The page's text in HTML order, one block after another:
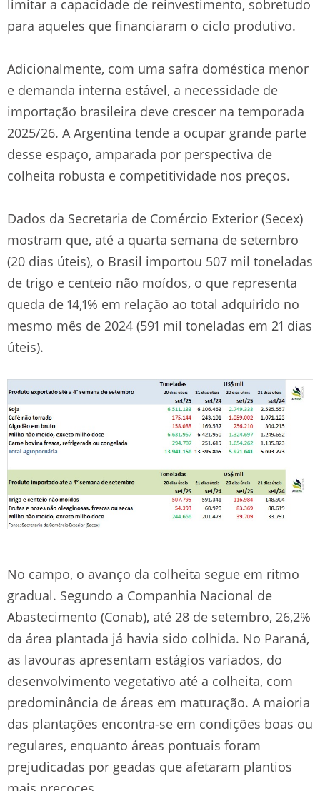
limitar a capacidade de reinvestimento, sobretudo
para aqueles que financiaram o ciclo produtivo.
Adicionalmente, com uma safra doméstica menor
e demanda interna estável, a necessidade de
importação brasileira deve crescer na temporada
2025/26. A Argentina tende a ocupar grande parte
desse espaço, amparada por perspectiva de
colheita robusta e competitividade nos preços.
Dados da Secretaria de Comércio Exterior (Secex)
mostram que, até a quarta semana de setembro
(20 dias úteis), o Brasil importou 507 mil toneladas
de trigo e centeio não moídos, o que representa
queda de 14,1% em relação ao total adquirido no
mesmo mês de 2024 (591 mil toneladas em 21 dias
úteis).
No campo, o avanço da colheita segue em ritmo
gradual. Segundo a Companhia Nacional de
Abastecimento (Conab), até 28 de setembro, 26,2%
da área plantada já havia sido colhida. No Paraná,
as lavouras apresentam estágios variados, do
desenvolvimento vegetativo até a colheita, com
predominância de áreas em maturação. A maioria
das plantações encontra-se em condições boas ou
regulares, enquanto áreas pontuais foram
prejudicadas por geadas que afetaram plantios